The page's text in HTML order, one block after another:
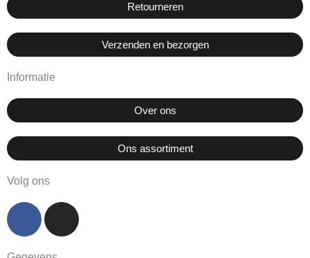
Retourneren
Verzenden en bezorgen
Informatie
Over ons
Ons assortiment
Volg ons
F